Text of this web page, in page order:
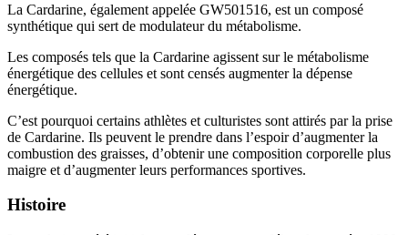
La Cardarine, également appelée GW501516, est un composé
synthétique qui sert de modulateur du métabolisme.
Les composés tels que la Cardarine agissent sur le métabolisme
énergétique des cellules et sont censés augmenter la dépense
énergétique.
C’est pourquoi certains athlètes et culturistes sont attirés par la prise
de Cardarine. Ils peuvent le prendre dans l’espoir d’augmenter la
combustion des graisses, d’obtenir une composition corporelle plus
maigre et d’augmenter leurs performances sportives.
Histoire